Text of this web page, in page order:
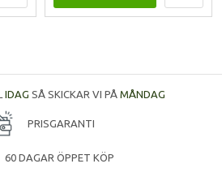
IDAG SÅ SKICKAR VI PÅ MÅNDAG
PRISGARANTI
60 DAGAR ÖPPET KÖP